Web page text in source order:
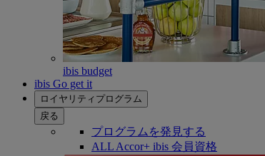
ibis budget
ibis Go get it
ロイヤリティプログラム
戻る
プログラムを発見する
ALL Accor+ ibis 会員資格